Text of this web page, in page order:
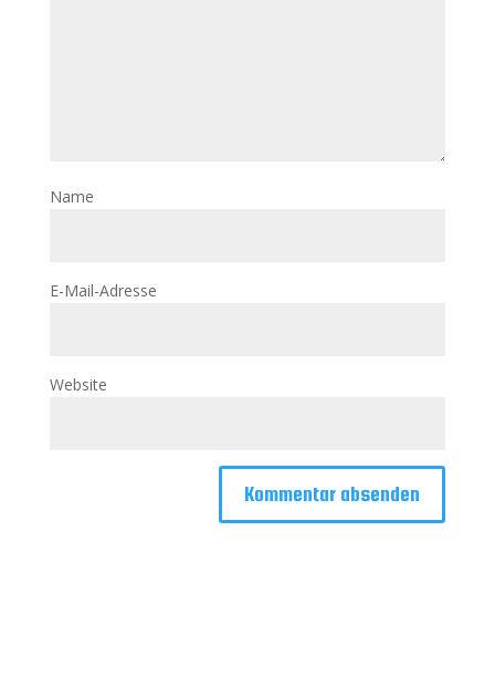
Name
E-Mail-Adresse
Website